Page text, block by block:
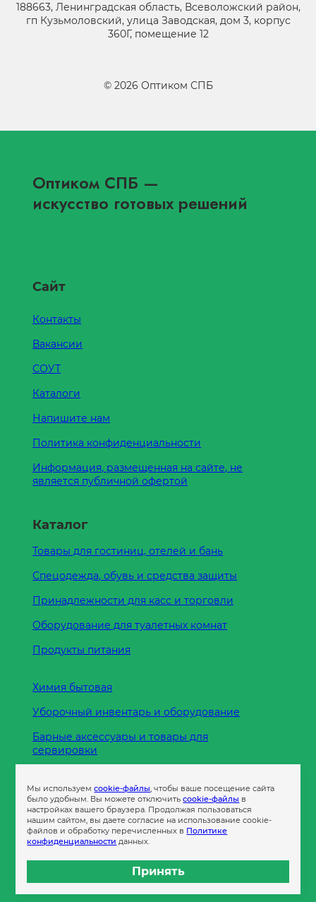
188663, Ленинградская область, Всеволожский район,
гп Кузьмоловский, улица Заводская, дом 3, корпус
360Г, помещение 12
© 2026 Оптиком СПБ
Оптиком СПБ —
искусство готовых решений
Сайт
Контакты
Вакансии
СОУТ
Каталоги
Напишите нам
Политика конфиденциальности
Информация, размещенная на сайте, не
является публичной офертой
Каталог
Товары для гостиниц, отелей и бань
Спецодежда, обувь и средства защиты
Принадлежности для касс и торговли
Оборудование для туалетных комнат
Продукты питания
Химия бытовая
Уборочный инвентарь и оборудование
Барные аксессуары и товары для
сервировки
Пленка
Пакеты и сумки
Контейнеры
Бумага офисная
Мы используемcookie-файлы, чтобы ваше посещение сайта
было удобным. Вы можете отключитьcookie-файлы в
настройках вашего браузера. Продолжая пользоваться
нашим сайтом, вы даете согласие на использование cookie-
файлов и обработку перечисленных в Политике
конфиденциальности данных.
Принять